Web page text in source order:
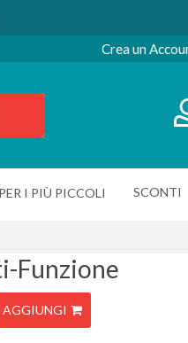
Crea un
PER I PIÙ PICCOLI SCONTI
Funzione
AGGIUNGI